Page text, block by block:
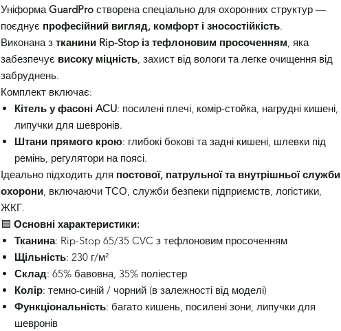
УніформаGuardPro створена спеціально для охоронних структур —
поєднує професійний вигляд, комфорт і зносостійкість.
Виконана з тканини Rip-Stop із тефлоновим просоченням, яка
забезпечує високу міцність, захист від вологи та легке очищення від
забруднень.
Комплект включає:
Кітель у фасоні ACU: посилені плечі, комір-стойка, нагрудні кишені,
липучки для шевронів.
Штани прямого крою: глибокі бокові та задні кишені, шлевки під
ремінь, регулятори на поясі.
Ідеально підходить для постової, патрульної та внутрішньої служби
охорони, включаючи ТСО, служби безпеки підприємств, логістики,
ЖКГ.
🟦 Основні характеристики:
Тканина: Rip-Stop 65/35 CVC з тефлоновим просоченням
Щільність: 230 г/м²
Склад: 65% бавовна, 35% поліестер
Колір: темно-синій / чорний (в залежності від моделі)
Функціональність: багато кишень, посилені зони, липучки для
шевронів